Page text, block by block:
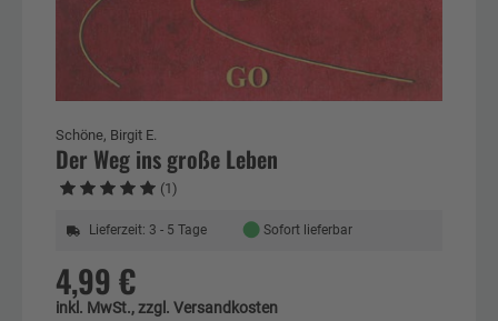
Schöne, Birgit E.
Der Weg ins große Leben
(1)
Lieferzeit: 3 - 5 Tage ● Sofort lieferbar
4,99 €
inkl. MwSt., zzgl. Versandkosten